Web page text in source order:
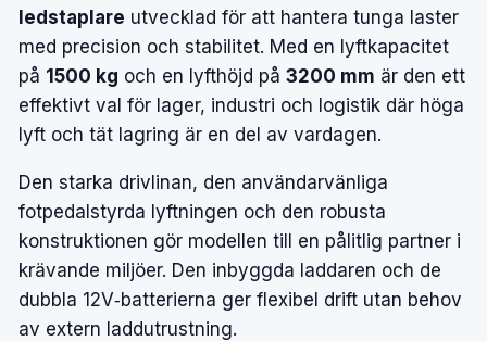
ledstaplare utvecklad för att hantera tunga laster
med precision och stabilitet. Med en lyftkapacitet
på 1500 kg och en lyfthöjd på 3200 mm är den ett
effektivt val för lager, industri och logistik där höga
lyft och tät lagring är en del av vardagen.
Den starka drivlinan, den användarvänliga
fotpedalstyrda lyftningen och den robusta
konstruktionen gör modellen till en pålitlig partner i
krävande miljöer. Den inbyggda laddaren och de
dubbla 12V‑batterierna ger flexibel drift utan behov
av extern laddutrustning.